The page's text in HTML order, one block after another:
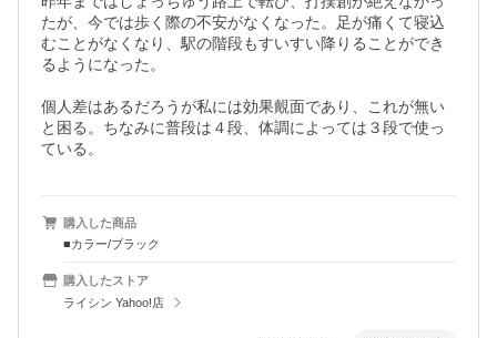
たが、今では歩く際の不安がなくなった。足が痛くて寝込
むことがなくなり、駅の階段もすいすい降りることができ
るようになった。
個人差はあるだろうが私には効果覿面であり、これが無い
と困る。ちなみに普段は４段、体調によっては３段で使っ
ている。
購入した商品
■カラー/ブラック
購入したストア
ライシン Yahoo!店